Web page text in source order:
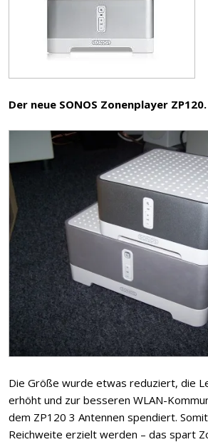
Der neue SONOS Zonenplayer ZP120.
Die Größe wurde etwas reduziert, die
erhöht und zur besseren WLAN-
dem ZP120 3 Antennen spendiert.
Reichweite erzielt werden – das spart